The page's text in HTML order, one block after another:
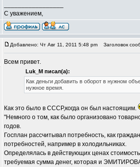
С уважением,
Добавлено: Чт Авг 11, 2011 5:48 pm Заголовок
Всем привет.
Luk_M писал(а):
Как деньги добавить в оборот в нужном
нужное время.
Как это было в СССР,когда он был настоящим.
"Немного о том, как было организовано
годов.
Госплан рассчитывал потребность, как
потребностей, например в холодильниках.
Определялась в действующих ценах
требуемая сумма денег, которая и